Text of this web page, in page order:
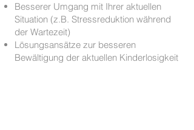
Besserer Umgang mit Ihrer aktuellen
Situation (z.B. Stressreduktion während
der Wartezeit)
Lösungsansätze zur besseren
Bewältigung der aktuellen Kinderlosigkeit